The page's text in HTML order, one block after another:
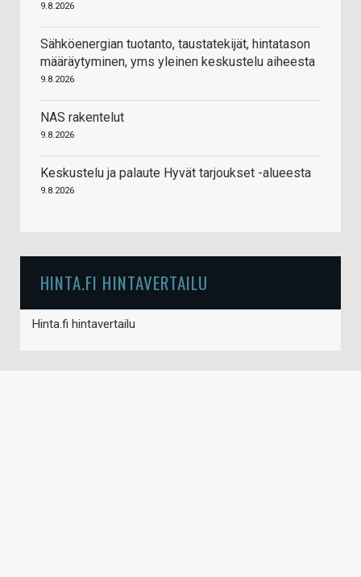
9.8.2026
Sähköenergian tuotanto, taustatekijät, hintatason
määräytyminen, yms yleinen keskustelu aiheesta
9.8.2026
NAS rakentelut
9.8.2026
Keskustelu ja palaute Hyvät tarjoukset -alueesta
9.8.2026
HINTA.FI HINTAVERTAILU
Hinta.fi hintavertailu